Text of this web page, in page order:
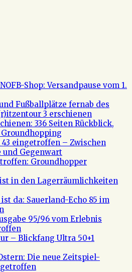
Shop: Versandpause vom 1.
Fußballplätze fernab des
3 erschienen
336 Seiten Rückblick,
eingetroffen – Zwischen
und Gegenwart
Groundhopper
in den Lagerräumlichkeiten
da: Sauerland-Echo 85 im
95/96 vom Erlebnis
– Blickfang Ultra 50+1
Die neue Zeitspiel-